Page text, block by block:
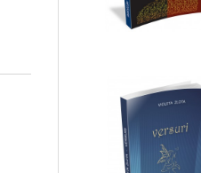
Violeta
Versuri